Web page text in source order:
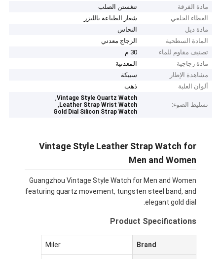
مادة الفرقة
تنغستن الصلب
الغطاء الخلفي
شعار الطباعة بالليزر
مادة ديل
النحاس
المادة السطحية
الزجاج معدني
تصنيف مقاوم للماء
30 م
مادة زجاجية
المعدنية
مشاهدة الإطار
سبيكة
ألوان العلبة
ذهب
تسليط الضوء:
Vintage Style Quartz Watch
,
Leather Strap Wrist Watch
,
Gold Dial Silicon Strap Watch
Vintage Style Leather Strap Watch for
Men and Women
Guangzhou Vintage Style Watch for Men and Women
featuring quartz movement, tungsten steel band, and
elegant gold dial.
Product Specifications
Brand
Miler